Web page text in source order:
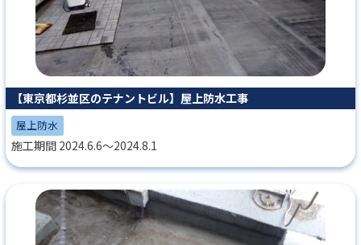
【東京都杉並区のテナントビル】屋上防水工事
屋上防水
施工期間 2024.6.6～2024.8.1